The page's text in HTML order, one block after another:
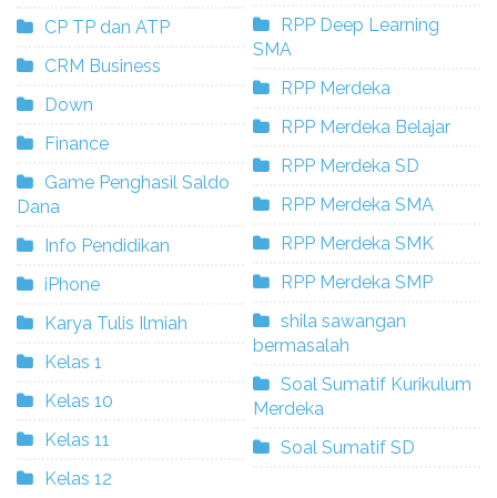
CP TP dan ATP
CRM Business
Down
Finance
Game Penghasil Saldo
Dana
Info Pendidikan
iPhone
Karya Tulis Ilmiah
Kelas 1
Kelas 10
Kelas 11
Kelas 12
RPP Deep Learning
SMA
RPP Merdeka
RPP Merdeka Belajar
RPP Merdeka SD
RPP Merdeka SMA
RPP Merdeka SMK
RPP Merdeka SMP
shila sawangan
bermasalah
Soal Sumatif Kurikulum
Merdeka
Soal Sumatif SD